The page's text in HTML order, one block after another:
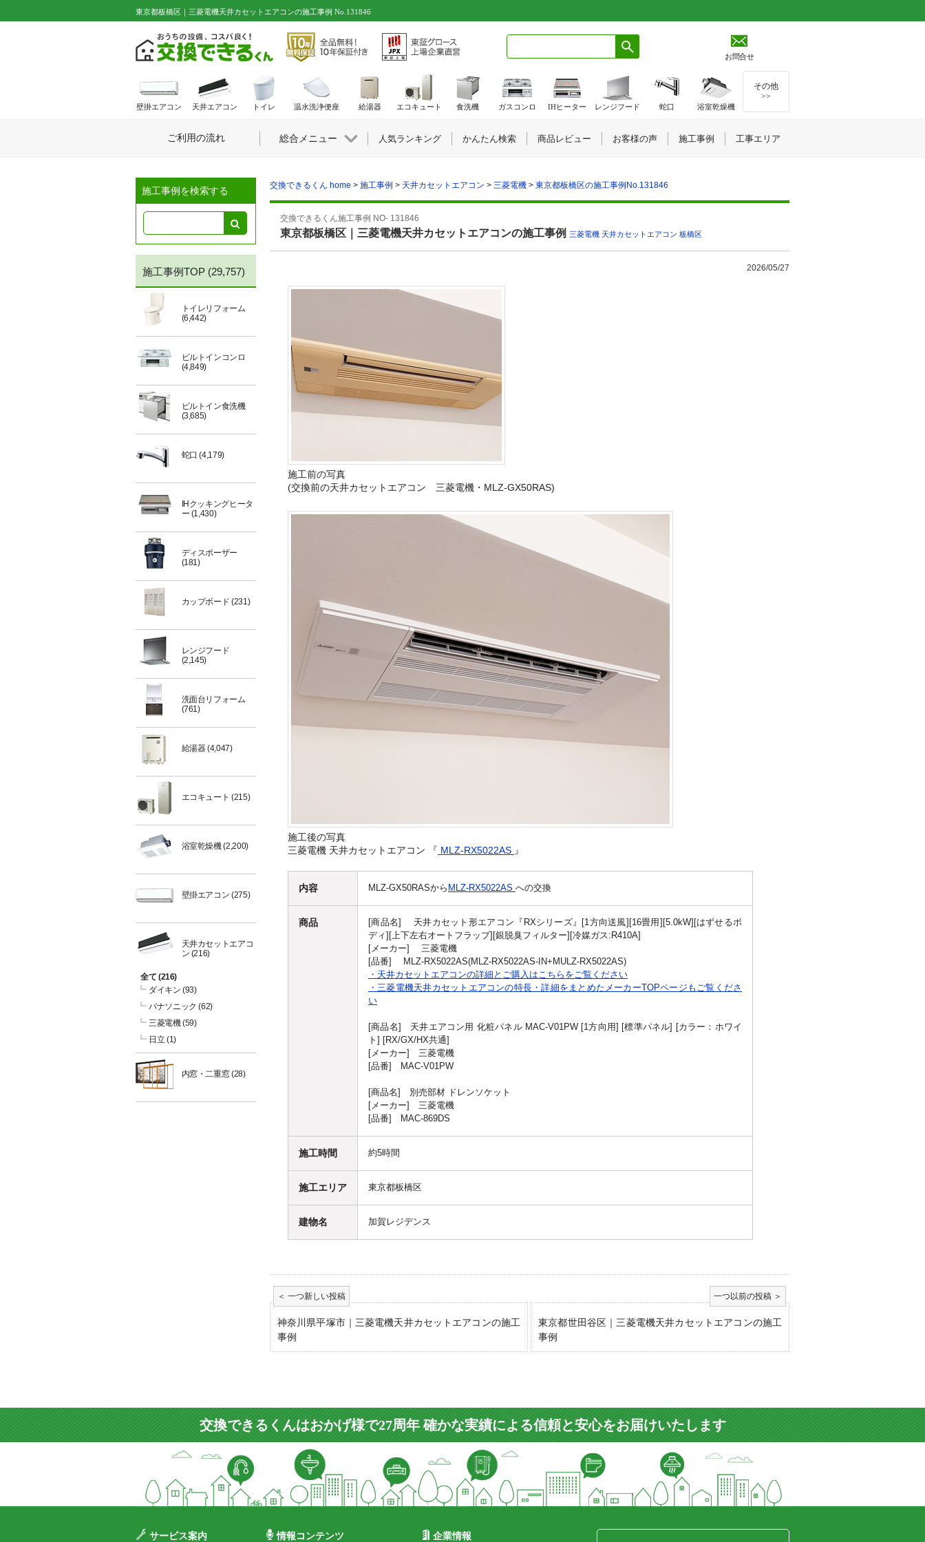
東京都板橋区｜三菱電機天井カセットエアコンの施工事例 No.131846
お問合せ
施工事例を検索する
施工事例TOP (29,757)
トイレリフォーム
(6,442)
ビルトインコンロ
(4,849)
ビルトイン食洗機
(3,685)
蛇口 (4,179)
IHクッキングヒータ
ー (1,430)
ディスポーザー
(181)
カップボード (231)
レンジフード
(2,145)
洗面台リフォーム
(761)
給湯器(4,047)
エコキュート (215)
浴室乾燥機(2,200)
壁掛エアコン (275)
天井カセットエアコ
ン (216)
全て (216)
ダイキン (93)
パナソニック (62)
三菱電機(59)
日立 (1)
内窓・二重窓(28)
交換できるくん home > 施工事例 > 天井カセットエアコン > 三菱電機 > 東京都板橋区の施工事例No.131846
交換できるくん施工事例 NO- 131846
東京都板橋区｜三菱電機天井カセットエアコンの施工事例 三菱電機 天井カセットエアコン 板橋区
2026/05/27
施工前の写真
(交換前の天井カセットエアコン 三菱電機・MLZ-GX50RAS)
施工後の写真
三菱電機 天井カセットエアコン 『 MLZ-RX5022AS 』
内容 MLZ-GX50RASから MLZ-RX5022AS への交換
商品
[商品名] 天井カセット形エアコン『RXシリーズ』[1方向送風][16畳用][5.0kW][はずせるボ
ディ][上下左右オートフラップ][銀脱臭フィルター][冷媒ガス:R410A]
[メーカー] 三菱電機
[品番] MLZ-RX5022AS(MLZ-RX5022AS-IN+MULZ-RX5022AS)
・天井カセットエアコンの詳細とご購入はこちらをご覧ください
・三菱電機天井カセットエアコンの特長・詳細をまとめたメーカーTOPページもご覧くださ
い
[商品名] 天井エアコン用 化粧パネル MAC-V01PW [1方向用] [標準パネル] [カラー：ホワイ
ト] [RX/GX/HX共通]
[メーカー] 三菱電機
[品番] MAC-V01PW
[商品名] 別売部材 ドレンソケット
[メーカー] 三菱電機
[品番] MAC-869DS
施工時間 約5時間
施工エリア 東京都板橋区
建物名 加賀レジデンス
神奈川県平塚市｜三菱電機天井カセットエアコンの施工
事例
東京都世田谷区｜三菱電機天井カセットエアコンの施工
事例
壁掛エアコン 天井エアコン トイレ 温水洗浄便座 給湯器 エコキュート 食洗機 ガスコンロ IHヒーター レンジフード 蛇口 浴室乾燥機
その他
>>
ご利用の流れ 総合メニュー 人気ランキング かんたん検索 商品レビュー お客様の声 施工事例 工事エリア
交換できるくんはおかげ様で27周年 確かな実績による信頼と安心をお届けいたします
サービス案内 情報コンテンツ 企業情報